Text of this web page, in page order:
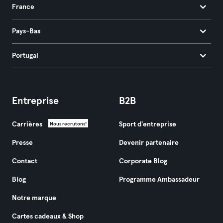
France
Pays-Bas
Portugal
Entreprise
Carrières Nous recrutons!
Presse
Contact
Blog
Notre marque
Cartes cadeaux & Shop
B2B
Sport d'entreprise
Devenir partenaire
Corporate Blog
Programme Ambassadeur